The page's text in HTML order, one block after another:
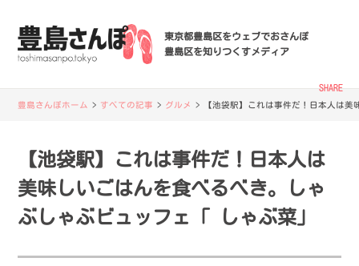
東京都豊島区をウェブでおさんぽ
豊島区を知りつくすメディア
豊島さんぽホーム > すべての記事 > グルメ > 【池袋駅】これは事件だ！日本人は
SHARE
【池袋駅】これは事件だ！日本人は
美味しいごはんを食べるべき。しゃ
ぶしゃぶビュッフェ「 しゃぶ菜」